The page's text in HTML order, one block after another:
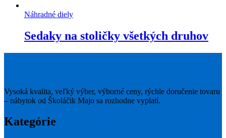
Náhradné diely
Sedaky na stoličky všetkých druhov
Vysoká kvalita, veľký výber, výborné ceny, rýchle doručenie tovaru
– nábytok od Školáčik Majo sa rozhodne vyplatí.
Kategórie